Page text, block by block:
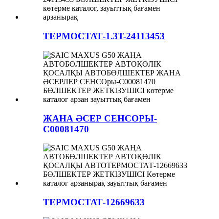
ТЕРМОСТАТ-1.3T-24113453
ЖАНА ӘСЕР СЕНСОРЫ-
C00081470
ТЕРМОСТАТ-12669633